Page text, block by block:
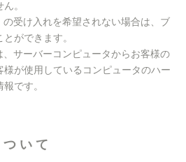
。
の受け入れを希望されない場合は、ブ
ができます。
サーバーコンピュータからお客様の
が使用しているコンピュータのハー
です。
いて